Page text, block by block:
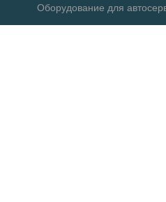
Оборудование для